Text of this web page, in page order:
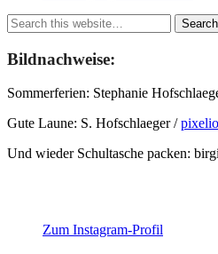
Bildnachweise:
Sommerferien: Stephanie
Gute Laune: S. Hofschlaeger /
Und wieder Schultasche packen:
Zum Instagram-Profil